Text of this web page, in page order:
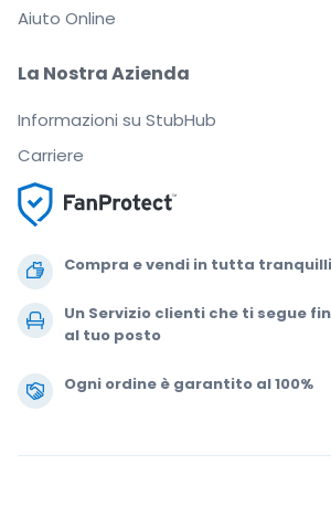
Compra e vendi in tutta
Un Servizio clienti che ti segue
al tuo posto
Ogni ordine è garantito al 100%
La Nostra Azienda
Informazioni su StubHub
Carriere
Aiuto Online